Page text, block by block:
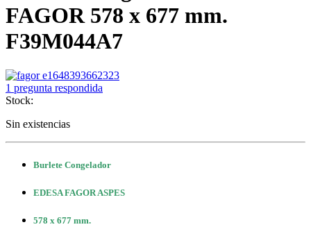
FAGOR 578 x 677 mm.
F39M044A7
1 pregunta respondida
Stock:
Sin existencias
Burlete Congelador
EDESA FAGOR ASPES
578 x 677 mm.